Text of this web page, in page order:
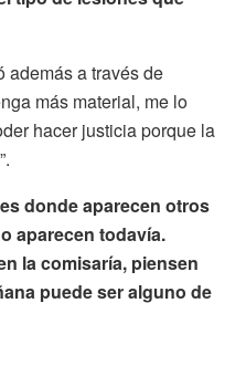
además a través de
más material, me lo
hacer justicia porque la
donde aparecen otros
aparecen todavía.
la comisaría, piensen
puede ser alguno de